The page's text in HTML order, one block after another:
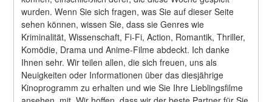
wurden. Wenn Sie sich fragen, was Sie auf dieser Seite
sehen können, wissen Sie, dass sie Genres wie
Kriminalität, Wissenschaft, Fi-Fi, Action, Romantik, Thriller,
Komödie, Drama und Anime-Filme abdeckt. Ich danke
Ihnen sehr. Wir teilen allen, die sich freuen, uns als
Neuigkeiten oder Informationen über das diesjährige
Kinoprogramm zu erhalten und wie Sie Ihre Lieblingsfilme